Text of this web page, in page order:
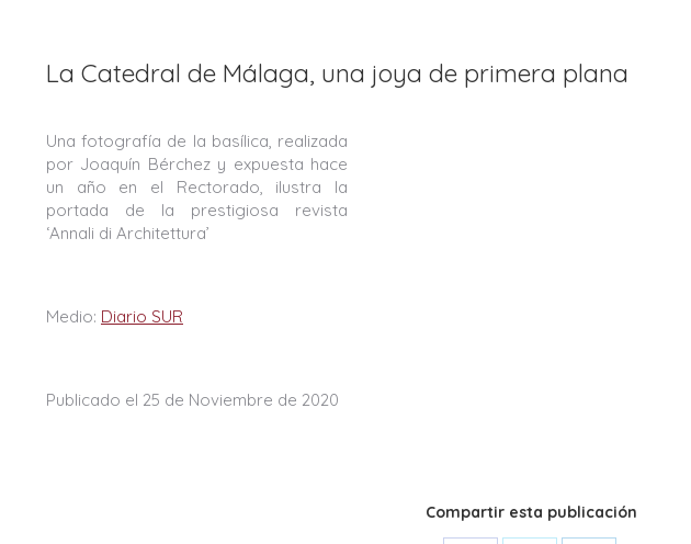
La Catedral de Málaga, una joya de primera plana
Una fotografía de la basílica, realizada
por Joaquín Bérchez y expuesta hace
un año en el Rectorado, ilustra la
portada de la prestigiosa revista
‘Annali di Architettura’
Medio: Diario SUR
Publicado el 25 de Noviembre de 2020
Compartir esta publicación